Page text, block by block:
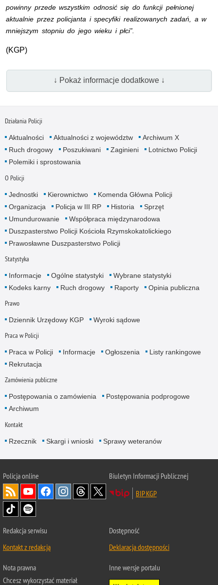
powinny przede wszystkim odnosić się do funkcji pełnionej
aktualnie przez policjanta i specyfiki realizowanych zadań, a w
mniejszym stopniu do jego wieku i płci”.
(KGP)
↓ Pokaż informacje dodatkowe ↓
Działania Policji
Aktualności Aktualności z województw
Archiwum X
Ruch drogowy
Poszukiwani Zaginieni
Lotnictwo Policji
Polemiki i sprostowania
O Policji
Jednostki Kierownictwo
Komenda Główna Policji
Organizacja
Policja w III RP Historia
Sprzęt
Umundurowanie
Współpraca międzynarodowa
Duszpasterstwo Policji Kościoła Rzymskokatolickiego
Prawosławne Duszpasterstwo Policji
Statystyka
Informacje Ogólne statystyki
Wybrane statystyki
Kodeks karny
Ruch drogowy Raporty Opinia publiczna
Prawo
Dziennik Urzędowy KGP Wyroki sądowe
Praca w Policji
Praca w Policji Informacje Ogłoszenia
Listy rankingowe
Rekrutacja
Zamówienia publiczne
Postępowania o zamówienia
Postępowania podprogowe
Archiwum
Kontakt
Rzecznik Skargi i wnioski Sprawy weteranów
Policjaonline
Biuletyn Informacji Publicznej
BIP KGP
Redakcja serwisu
Kontakt z redakcją
Dostępność
Deklaracja dostępności
Nota prawna
Chcesz wykorzystać materiał
Inne wersje portalu